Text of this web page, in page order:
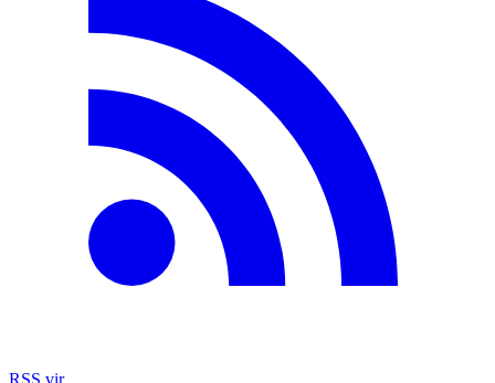
RSS vir